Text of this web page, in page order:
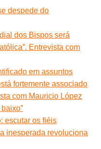
despede do
dos Bispos será
Entrevista com
em assuntos
fortemente associado
com Mauricio López
escutar os fiéis
inesperada revoluciona